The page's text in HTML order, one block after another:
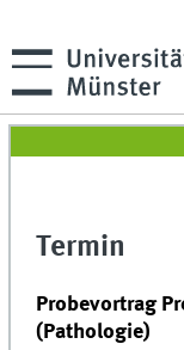
Termin
Probevortrag
(Pathologie)